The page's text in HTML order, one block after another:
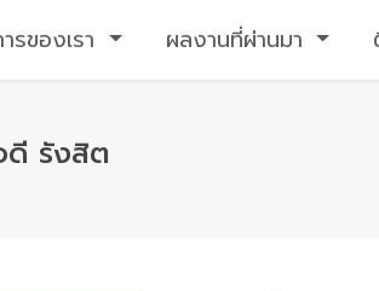
รของเรา ผลงานที่ผ่านมา
ดี รังสิต